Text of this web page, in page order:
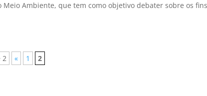
Meio Ambiente, que tem como objetivo debater sobre os
2 « 1 2